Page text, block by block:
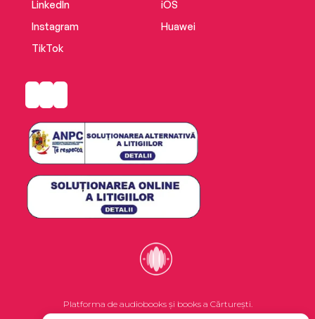
LinkedIn
Instagram
TikTok
iOS
Huawei
Platforma de audiobooks și books a Cărturești.